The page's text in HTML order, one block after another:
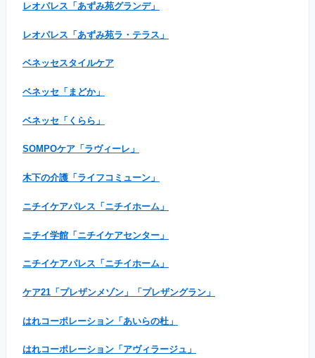
レオパレス「あずみ苑グランデ」
レオパレス「あずみ苑ラ・テラス」
ベネッセスタイルケア
ベネッセ「まどか」
ベネッセ「くらら」
SOMPOケア「ラヴィーレ」
木下の介護「ライフコミューン」
ニチイケアパレス「ニチイホーム」
ニチイ学館「ニチイケアセンター」
ニチイケアパレス「ニチイホーム」
ケア21「プレザンメゾン」「プレザングラン」
はれコーポレーション「あいらの杜」
はれコーポレーション「アヴィラージュ」